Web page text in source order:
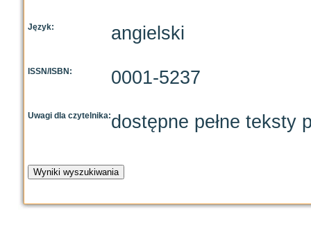
Język: angielski
ISSN/ISBN: 0001-5237
Uwagi dla czytelnika:dostępne pełne teksty